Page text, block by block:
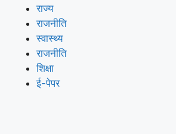
राज्य
राजनीति
स्वास्थ्य
राजनीति
शिक्षा
ई-पेपर